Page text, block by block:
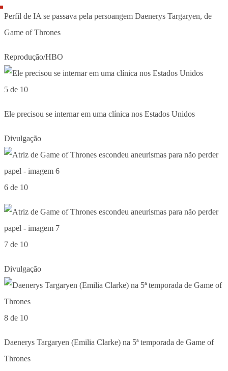
Perfil de IA se passava pela persoangem Daenerys Targaryen, de
Game of Thrones
Reprodução/HBO
5 de 10
Ele precisou se internar em uma clínica nos Estados Unidos
Divulgação
6 de 10
7 de 10
Divulgação
8 de 10
Daenerys Targaryen (Emilia Clarke) na 5ª temporada de Game of
Thrones